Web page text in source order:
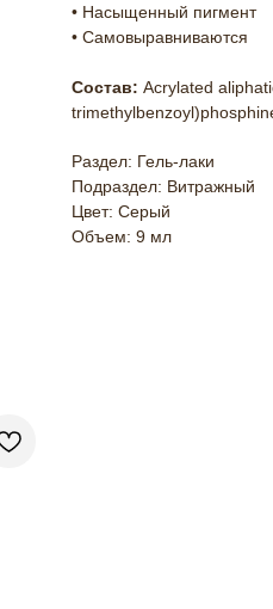
• Насыщенный пигмент
• Самовыравниваются
Состав: Acrylated
Раздел: Гель-лаки
Подраздел: Витражный
Цвет: Серый
Объем: 9 мл